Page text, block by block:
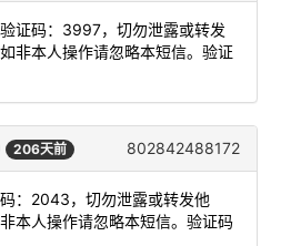
验证码：3997，切勿泄露或转发
非本人操作请忽略本短信。验证
206天前 802842488172
码：2043，切勿泄露或转发他
本人操作请忽略本短信。验证码